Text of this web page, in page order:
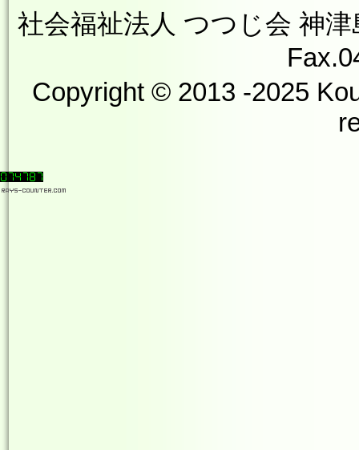
社会福祉法人 つつじ会 神
Copyright © 2013 -2025